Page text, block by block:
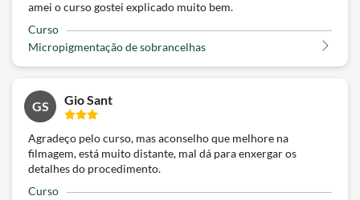
amei o curso gostei explicado muito bem.
Curso
Micropigmentação de sobrancelhas
GS Gio Sant
Agradeço pelo curso, mas aconselho que melhore na
filmagem, está muito distante, mal dá para enxergar os
detalhes do procedimento.
Curso